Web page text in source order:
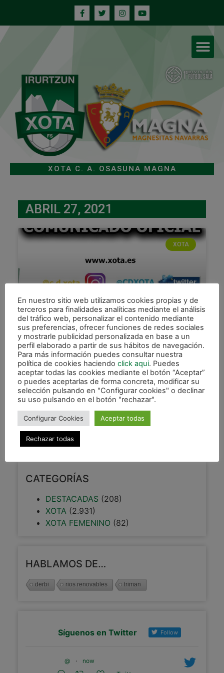
XOTA C. A. OSASUNA MAGNA
ABRIL 27, 2021
XOTA
COMUNICADO OFICIAL
El C.A. Osasuna Magna informa que Imanol
Arregui Sarasa, entrenador del primer equipo, no
podrá estar de forma presencial, con el equipo en
los partidos
27 abril, 2021
CATEGORÍAS
DESTACADAS (208)
XOTA (2.931)
XOTA FEMENINO (82)
HABLAMOS DE…
derbi rios renovables triman
Síguenos en Twitter Follow
@ ·
now
En nuestro sitio web utilizamos cookies propias y de
terceros para finalidades analíticas mediante el análisis
del tráfico web, personalizar el contenido mediante
sus preferencias, ofrecer funciones de redes sociales
y mostrarle publicidad personalizada en base a un
perfil elaborado a partir de sus hábitos de navegación.
Para más información puedes consultar nuestra
política de cookies haciendo click aqui. Puedes
aceptar todas las cookies mediante el botón “Aceptar”
o puedes aceptarlas de forma concreta, modificar su
selección pulsando en "Configurar cookies" o declinar
su uso pulsando en el botón "rechazar".
Configurar Cookies Aceptar todas
Rechazar todas